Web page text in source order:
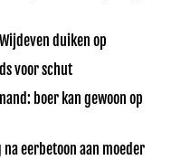
duiken op
voor schut
boer kan gewoon op
eerbetoon aan moeder